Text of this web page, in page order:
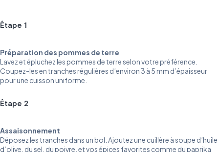
Étape 1
Préparation des pommes de terre
Lavez et épluchez les pommes de terre selon votre préférence.
Coupez-les en tranches régulières d’environ 3 à 5 mm d’épaisseur
pour une cuisson uniforme.
Étape 2
Assaisonnement
Déposez les tranches dans un bol. Ajoutez une cuillère à soupe d’huile
d’olive, du sel, du poivre, et vos épices favorites comme du paprika